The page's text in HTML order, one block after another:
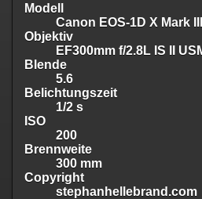
Modell
Canon EOS-1D X Mark III
Objektiv
EF300mm f/2.8L IS II
Blende
5.6
Belichtungszeit
1/2 s
ISO
200
Brennweite
300 mm
Copyright
stephanhellebrand.com